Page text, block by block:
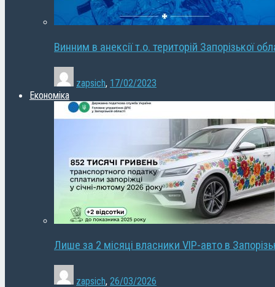
Винним в анексії т.о. територій Запорізької
zapsich, 17/02/2023
Економіка
Лише за 2 місяці власники VIP-авто в
zapsich, 26/03/2026